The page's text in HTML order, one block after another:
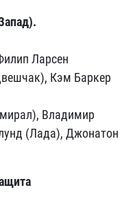
Ларсен
Кэм Баркер
Владимир
(Лада), Джонатон